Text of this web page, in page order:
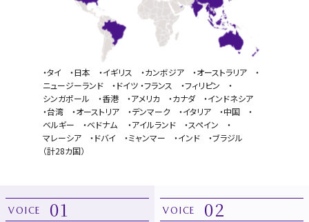
・タイ ・日本 ・イギリス ・カンボジア ・オーストラリア ・
ニュージーランド ・ドイツ ・フランス ・フィリピン ・
シンガポール ・香港 ・アメリカ ・カナダ ・インドネシア
・台湾 ・オーストリア ・デンマーク ・イタリア ・中国 ・
ベルギー ・ベドナム
・アイルランド ・スペイン ・
マレーシア ・ドバイ ・ミャンマー ・インド ・ブラジル
（計28カ国）
VOICE 01 VOICE 02